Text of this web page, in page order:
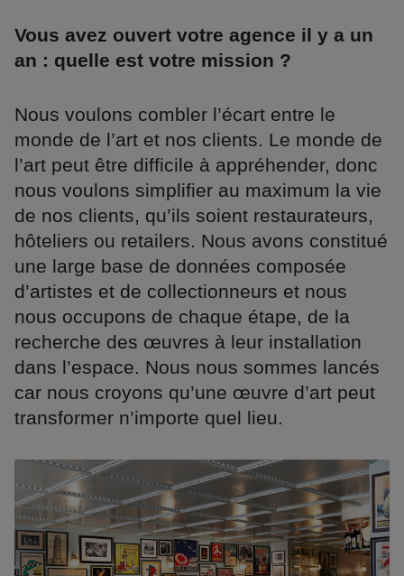
Vous avez ouvert votre agence il y a un
an : quelle est votre mission ?
Nous voulons combler l’écart entre le
monde de l’art et nos clients. Le monde de
l’art peut être difficile à appréhender, donc
nous voulons simplifier au maximum la vie
de nos clients, qu’ils soient restaurateurs,
hôteliers ou retailers. Nous avons constitué
une large base de données composée
d’artistes et de collectionneurs et nous
nous occupons de chaque étape, de la
recherche des œuvres à leur installation
dans l’espace. Nous nous sommes lancés
car nous croyons qu’une œuvre d’art peut
transformer n’importe quel lieu.